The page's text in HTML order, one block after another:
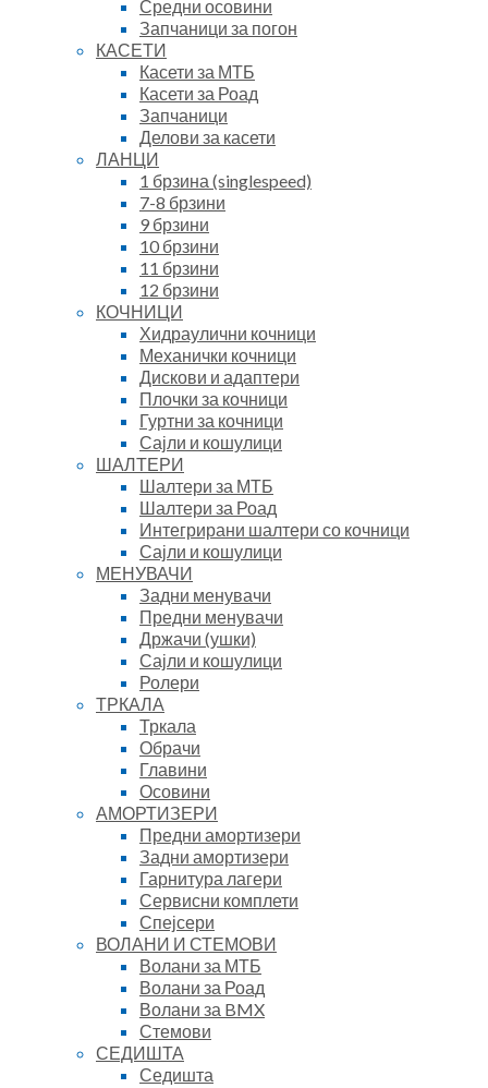
Средни осовини
Запчаници за погон
КАСЕТИ
Касети за МТБ
Касети за Роад
Запчаници
Делови за касети
ЛАНЦИ
1 брзина (singlespeed)
7-8 брзини
9 брзини
10 брзини
11 брзини
12 брзини
КОЧНИЦИ
Хидраулични кочници
Механички кочници
Дискови и адаптери
Плочки за кочници
Гуртни за кочници
Сајли и кошулици
ШАЛТЕРИ
Шалтери за МТБ
Шалтери за Роад
Интегрирани шалтери со кочници
Сајли и кошулици
МЕНУВАЧИ
Задни менувачи
Предни менувачи
Држачи (ушки)
Сајли и кошулици
Ролери
ТРКАЛА
Тркала
Обрачи
Главини
Осовини
АМОРТИЗЕРИ
Предни амортизери
Задни амортизери
Гарнитура лагери
Сервисни комплети
Спејсери
ВОЛАНИ И СТЕМОВИ
Волани за МТБ
Волани за Роад
Волани за BMX
Стемови
СЕДИШТА
Седишта